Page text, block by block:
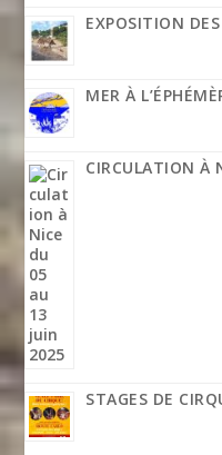
EXPOSITION
MER À
CIRCULATION À
STAGES DE